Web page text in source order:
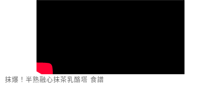
抹爆！半熟融心抹茶乳酪塔 食譜